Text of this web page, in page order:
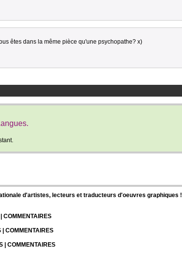
êtes dans la même pièce qu'une psychopathe? x)
d'artistes, lecteurs et traducteurs d'oeuvres graphiques !
COMMENTAIRES
COMMENTAIRES
| COMMENTAIRES